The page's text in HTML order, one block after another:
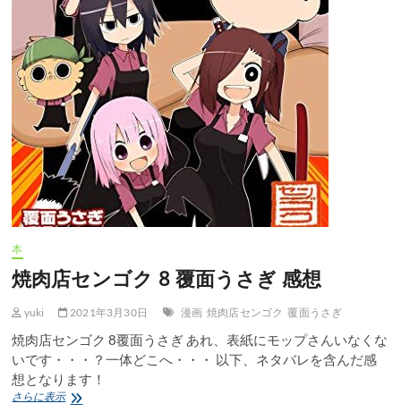
想
本
焼肉店センゴク 8 覆面うさぎ 感想
yuki 2021年3月30日 漫画 焼肉店センゴク 覆面うさぎ
焼肉店センゴク 8覆面うさぎ あれ、表紙にモップさんいなくな
いです・・・？一体どこへ・・・ 以下、ネタバレを含んだ感
想となります！
さらに表示焼